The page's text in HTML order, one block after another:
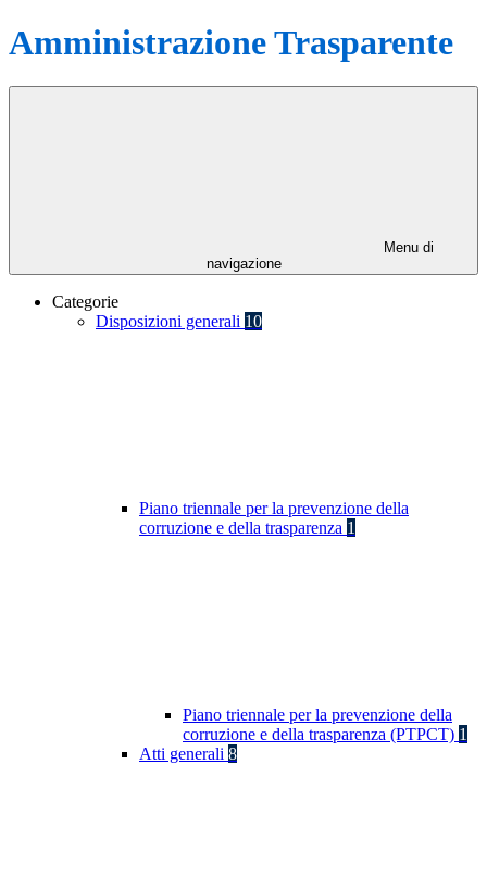
Amministrazione Trasparente
Menu di
navigazione
Categorie
Disposizioni generali 10
Piano triennale per la prevenzione della
corruzione e della trasparenza 1
Piano triennale per la prevenzione della
corruzione e della trasparenza (PTPCT) 1
Atti generali 8